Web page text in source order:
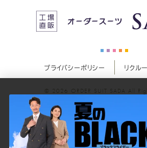
ス
ツ
SADA
の
ス
ー
ツ
SADA
の
ス
ー
ツ
の
プライバシーポリシー リクル
© 2026 ORDER SUIT SADA All